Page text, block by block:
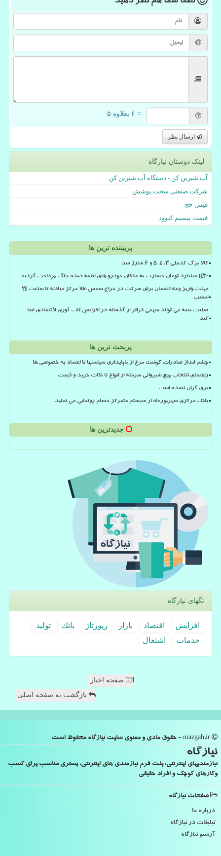
= ۶ بعلاوه ۵
ارسال نظر
لینک دوستان نیازگاه
آب شیرین کن - دستگاه آب شیرین کن
شرکت صنعتی سخت پوشش
فیش حج
قیمت بیسیم کنوود
پربیننده ترین ها
کالا برگ کدملی 3، 4، 5 و 6 شارژ شد
۱۴۳۰ میلیارد تومان خسارت به مالکان خودرو های لطمه دیده جنگ پرداخت گردید
مهلت واریز وجه الضمان برای شرکت در حراج شمش طلا مرکز مبادله تا ساعت ۲۴
امشب
صنعت بیمه می تواند سهمی فراتر از گذشته در افزایش تاب آوری اقتصادی ایفا
کند
پربحث ترین ها
چشم انداز صادرات گوشت مرغ از ناپایداری سیاستها تا اعتماد به خصوصی ها
راهنمای انتخاب پیچ شیروانی سرمته از انواع تا نکات خرید و قیمت
برق گران نشده است
بانک مرکزی شهریورماه از سیستم متمرکز حسام رونمایی می نماید
جدیدترین ها
تگهای نیازگاه
افزایش اقتصاد بازار رپورتاژ بانك
تولید
خدمات
اشتغال
صفحه اخبار
بازگشت به صفحه اصلی
نیازگاه
نیازمندیهای اینترنتی: پلت فرم نیازمندی های اینترنتی، بستری مناسب برای کسب
وکارهای کوچک و افراد حقیقی
صفحات نیازگاه
درباره ما
تبلیغات در نیازگاه
آرشیو نیازگاه